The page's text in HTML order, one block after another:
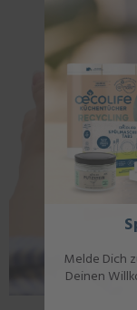
Melde Dich
Deinen